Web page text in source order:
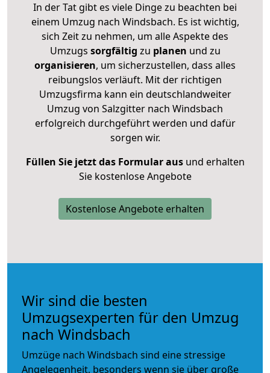
In der Tat gibt es viele Dinge zu beachten bei
einem Umzug nach Windsbach. Es ist wichtig,
sich Zeit zu nehmen, um alle Aspekte des
Umzugs sorgfältig zu planen und zu
organisieren, um sicherzustellen, dass alles
reibungslos verläuft. Mit der richtigen
Umzugsfirma kann ein deutschlandweiter
Umzug von Salzgitter nach Windsbach
erfolgreich durchgeführt werden und dafür
sorgen wir.
Füllen Sie jetzt das Formular ausund erhalten
Sie kostenlose Angebote
Kostenlose Angebote erhalten
Wir sind die besten
Umzugsexperten für den Umzug
nach Windsbach
Umzüge nach Windsbach sind eine stressige
Angelegenheit, besonders wenn sie über große